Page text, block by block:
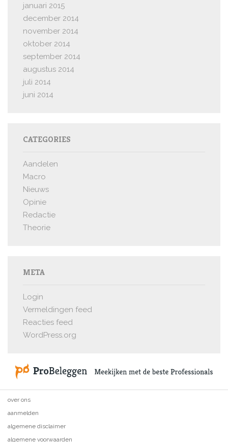
januari 2015
december 2014
november 2014
oktober 2014
september 2014
augustus 2014
juli 2014
juni 2014
CATEGORIES
Aandelen
Macro
Nieuws
Opinie
Redactie
Theorie
META
Login
Vermeldingen feed
Reacties feed
WordPress.org
over ons
aanmelden
algemene disclaimer
algemene voorwaarden